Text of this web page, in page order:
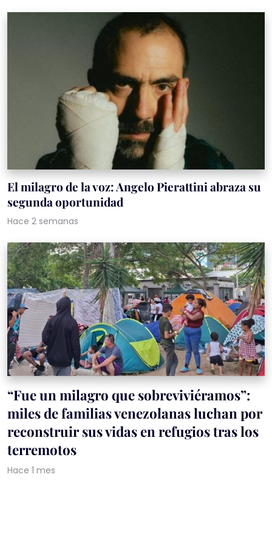
El milagro de la voz: Angelo Pierattini abraza su
segunda oportunidad
Hace 2 semanas
“Fue un milagro que sobreviviéramos”:
miles de familias venezolanas luchan por
reconstruir sus vidas en refugios tras los
terremotos
Hace 1 mes